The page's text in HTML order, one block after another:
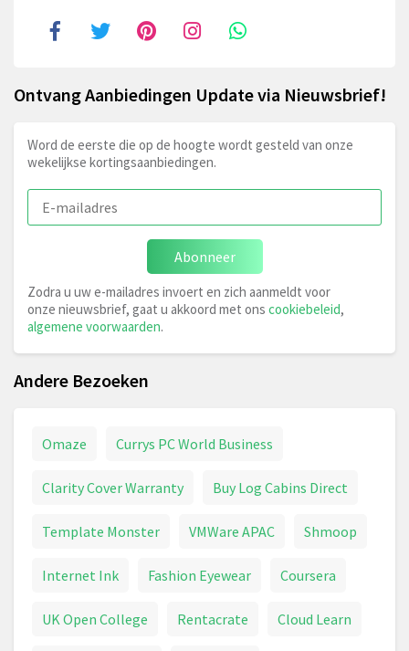
Ontvang Aanbiedingen Update via Nieuwsbrief!
Word de eerste die op de hoogte wordt gesteld van onze
wekelijkse kortingsaanbiedingen.
Abonneer
Zodra u uw e-mailadres invoert en zich aanmeldt voor
onze nieuwsbrief, gaat u akkoord met ons cookiebeleid,
algemene voorwaarden.
Andere Bezoeken
Omaze Currys PC World Business
Clarity Cover Warranty Buy Log Cabins Direct
Template Monster VMWare APAC Shmoop
Internet Ink Fashion Eyewear Coursera
UK Open College Rentacrate Cloud Learn